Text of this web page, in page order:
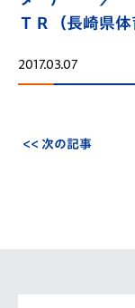
ＴＲ（長崎県
2017.03.07
<< 次の記事